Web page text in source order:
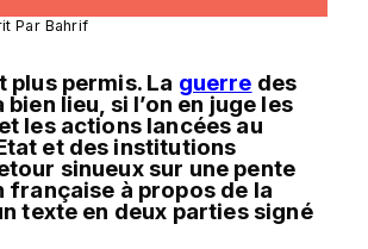
Par Bahrif
plus permis. La guerre des
lieu, si l’on en juge les
les actions lancées au
et des institutions
sinueux sur une pente
française à propos de la
laïcité, dans un texte en deux parties signé